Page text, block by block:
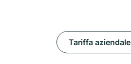
Tariffa aziendale